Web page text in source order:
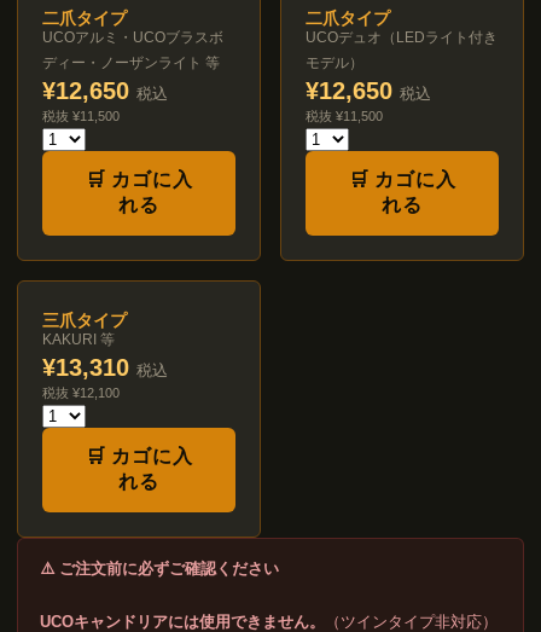
二爪タイプ
UCOアルミ・UCOブラスボ
ディー・ノーザンライト 等
¥12,650 税込
税抜 ¥11,500
🛒 カゴに入
れる
二爪タイプ
UCOデュオ（LEDライト付き
モデル）
¥12,650 税込
税抜 ¥11,500
🛒 カゴに入
れる
三爪タイプ
KAKURI 等
¥13,310 税込
税抜 ¥12,100
🛒 カゴに入
れる
⚠️ ご注文前に必ずご確認ください
UCOキャンドリアには使用できません。 （ツインタイプ非対応）